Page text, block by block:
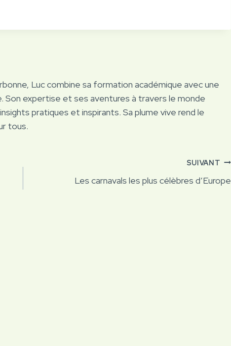
Luc combine sa formation académique avec une
Son expertise et ses aventures à travers le monde
pratiques et inspirants. Sa plume vive rend le
tous.
SUIVANT
Les carnavals les plus célèbres d’Europe